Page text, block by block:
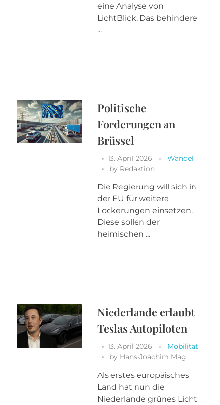
eine Analyse von
LichtBlick. Das behindere
...
Politische
Forderungen an
Brüssel
13. April 2026
Wandel
by Redaktion
Die Regierung will sich in
der EU für weitere
Lockerungen einsetzen.
Diese sollen der
heimischen ...
Niederlande erlaubt
Teslas Autopiloten
13. April 2026
Mobilität
by Hans-Joachim Mag
Als erstes europäisches
Land hat nun die
Niederlande grünes Licht